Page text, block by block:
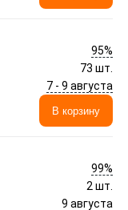
95%
73 шт.
7 - 9 августа
В корзину
99%
2 шт.
9 августа